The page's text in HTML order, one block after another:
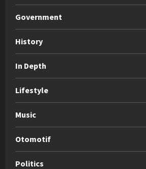
Government
History
In Depth
Lifestyle
Music
Otomotif
Politics